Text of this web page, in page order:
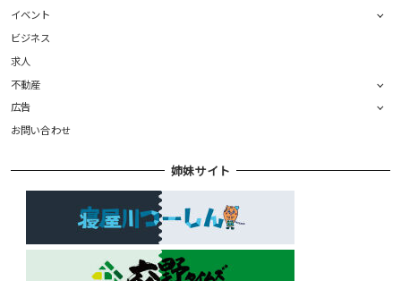
イベント
ビジネス
求人
不動産
広告
お問い合わせ
姉妹サイト